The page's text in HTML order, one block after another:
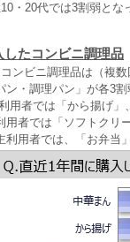
・20代では3割弱とな
たコンビニ調理品
ンビニ調理品は（複
ン・調理パン」が各3
用者では「から揚げ」
用者では「ソフトクリ
利用者では、「お弁当